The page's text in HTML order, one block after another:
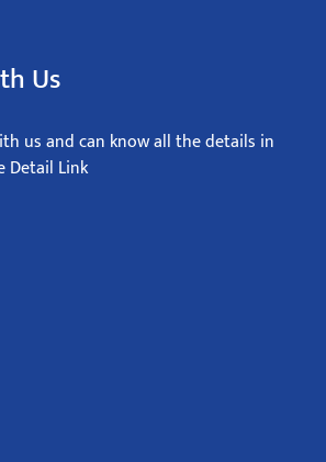
Us
us and can know all the details in
Detail Link